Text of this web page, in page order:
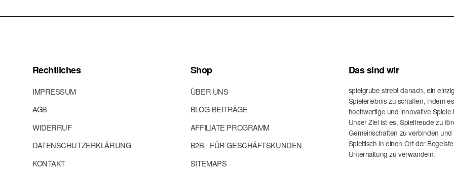
Rechtliches
IMPRESSUM
AGB
WIDERRUF
DATENSCHUTZERKLÄRUNG
KONTAKT
Shop
ÜBER UNS
BLOG-BEITRÄGE
AFFILIATE PROGRAMM
B2B - FÜR GESCHÄFTSKUNDEN
SITEMAPS
Das sind wir
spielgrube strebt danach, ein
Spielerlebnis zu schaffen, indem es
hochwertige und innovative Spiele
Unser Ziel ist es, Spielfreude zu
Gemeinschaften zu verbinden und
Spieltisch in einen Ort der
Unterhaltung zu verwandeln.